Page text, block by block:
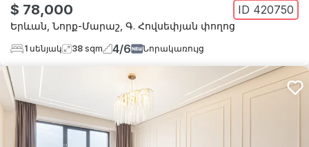
$ 78,000 ID 420750
Երևան Նորք-Մարաշ Գ. Հովսեփյան փողոց
1 սենյակ 38 sqm 4/6 Նորակառույց